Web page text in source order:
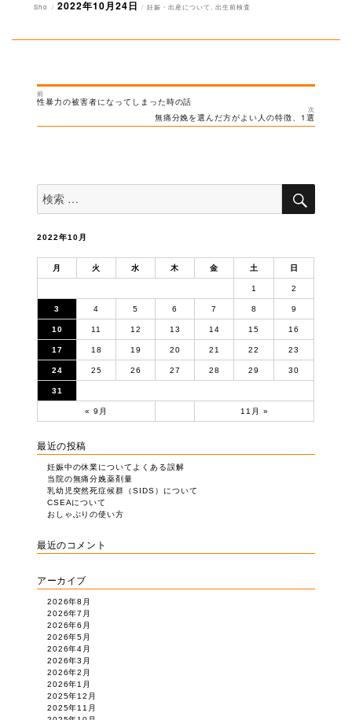
投
Sho
投
2022年10月24日
カ
妊娠・出産について 出生前検査
投
ー
シ
ン
前
過
去
投
性暴力の被害者になってしまった時の話
次
の
無痛分娩を選んだ方がよい人の特徴、1選
索
対
検
2022年10月
月 火 水 木 金 土 日
« 9月 11月 »
1 2
3 4 5 6 7 8 9
10 11 12 13 14 15 16
17 18 19 20 21 22 23
24 25 26 27 28 29 30
31
最近の投稿
妊娠中の休業についてよくある誤解
当院の無痛分娩薬剤量
乳幼児突然死症候群（SIDS）について
CSEAについて
おしゃぶりの使い方
最近のコメント
アーカイブ
2026年8月
2026年7月
2026年6月
2026年5月
2026年4月
2026年3月
2026年2月
2026年1月
2025年12月
2025年11月